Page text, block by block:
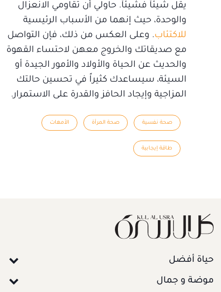
يقل شيئاً فشيئاً. حاولي أن تقاومي الانعزال
والوحدة، حيث إنهما من الأسباب الرئيسية
للاكتئاب. وعلى العكس من ذلك، فإن التواصل
مع صديقاتك والخروج معهن لاحتساء القهوة
والحديث عن الحياة والأولاد والأمور الجيدة أو
السيئة، سيساعدك كثيراً في تحسين حالتك
المزاجية وإيجاد الحافز والقدرة على الاستمرار.
صحة نفسية صحة المرأة الأمهات
طاقة إيجابية
حياة أفضل
موضة و جمال